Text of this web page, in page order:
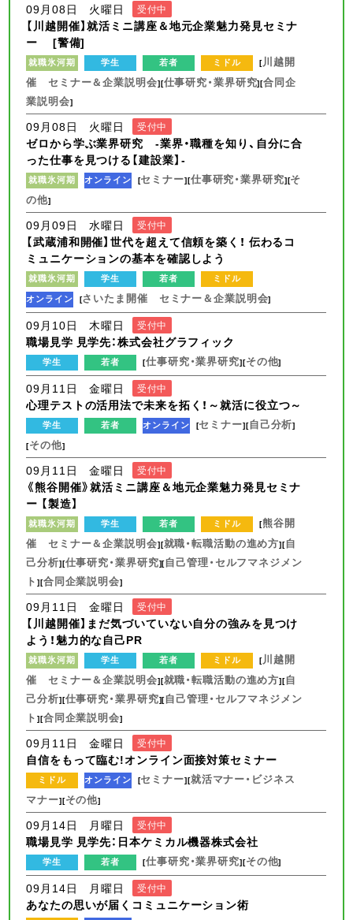
09月08日 火曜日 受付中
【川越開催】就活ミニ講座＆地元企業魅力発見セミナ
ー [警備]
就職氷河期 学生 若者 ミドル [川越開
催 セミナー＆企業説明会][仕事研究・業界研究][合同企
業説明会]
09月08日 火曜日 受付中
ゼロから学ぶ業界研究 -業界・職種を知り、自分に合
った仕事を見つける【建設業】-
就職氷河期 オンライン [セミナー][仕事研究・業界研究][そ
の他]
09月09日 水曜日 受付中
【武蔵浦和開催】世代を超えて信頼を築く！ 伝わるコ
ミュニケーションの基本を確認しよう
就職氷河期 学生 若者
ミドル
オンライン [さいたま開催 セミナー＆企業説明会]
09月10日 木曜日 受付中
職場見学 見学先：株式会社グラフィック
学生 若者 [仕事研究・業界研究][その他]
09月11日 金曜日 受付中
心理テストの活用法で未来を拓く！～就活に役立つ～
学生 若者 オンライン [セミナー][自己分析]
[その他]
09月11日 金曜日 受付中
《熊谷開催》就活ミニ講座＆地元企業魅力発見セミナ
ー 【製造】
就職氷河期 学生 若者 ミドル [熊谷開
催 セミナー＆企業説明会][就職・転職活動の進め方][自
己分析][仕事研究・業界研究][自己管理・セルフマネジメン
ト][合同企業説明会]
09月11日 金曜日 受付中
【川越開催】まだ気づいていない自分の強みを見つけ
よう！魅力的な自己PR
就職氷河期 学生 若者 ミドル [川越開
催 セミナー＆企業説明会][就職・転職活動の進め方][自
己分析][仕事研究・業界研究][自己管理・セルフマネジメン
ト][合同企業説明会]
09月11日 金曜日 受付中
自信をもって臨む!オンライン面接対策セミナー
ミドル オンライン [セミナー][就活マナー・ビジネス
マナー][その他]
09月14日 月曜日 受付中
職場見学 見学先：日本ケミカル機器株式会社
学生 若者 [仕事研究・業界研究][その他]
09月14日 月曜日 受付中
あなたの思いが届くコミュニケーション術